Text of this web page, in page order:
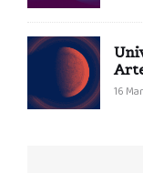
16